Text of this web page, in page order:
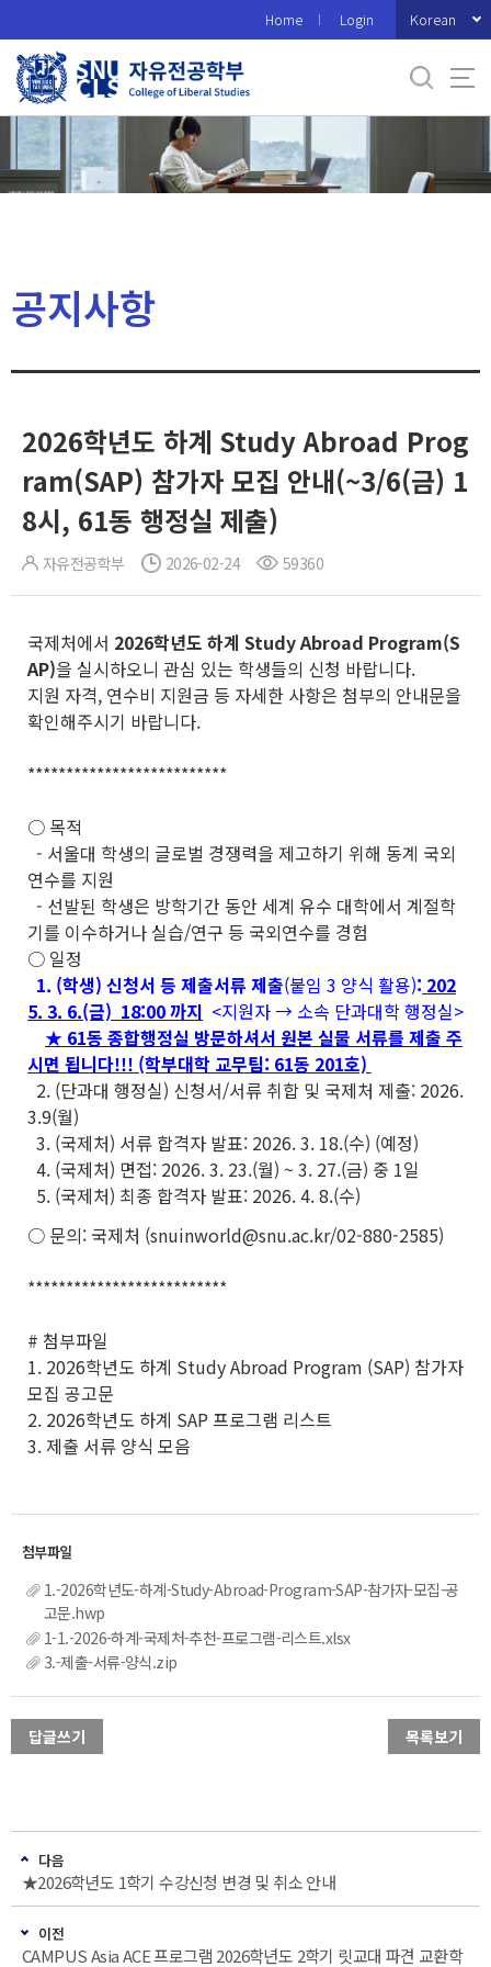
로
메
Home Login Korean
공지사항
2026학년도 하계 Study Abroad Prog
ram(SAP) 참가자 모집 안내(~3/6(금) 1
8시, 61동 행정실 제출)
자유전공학부 2026-02-24 59360
국제처에서 2026학년도 하계 Study Abroad Program(S
AP)을 실시하오니 관심 있는 학생들의 신청 바랍니다.
지원 자격, 연수비 지원금 등 자세한 사항은 첨부의 안내문을
확인해주시기 바랍니다.
**************************
○ 목적
- 서울대 학생의 글로벌 경쟁력을 제고하기 위해 동계 국외
연수를 지원
- 선발된 학생은 방학기간 동안 세계 유수 대학에서 계절학
기를 이수하거나 실습/연구 등 국외연수를 경험
○ 일정
1. (학생) 신청서 등 제출서류 제출(붙임 3 양식 활용): 202
5. 3. 6.(금) 18:00 까지 <지원자 → 소속 단과대학 행정실>
★ 61동 종합행정실 방문하셔서 원본 실물 서류를 제출 주
시면 됩니다!!! (학부대학 교무팀: 61동 201호)
2. (단과대 행정실) 신청서/서류 취합 및 국제처 제출: 2026.
3.9(월)
3. (국제처) 서류 합격자 발표: 2026. 3. 18.(수) (예정)
4. (국제처) 면접: 2026. 3. 23.(월) ~ 3. 27.(금) 중 1일
5. (국제처) 최종 합격자 발표: 2026. 4. 8.(수)
○ 문의: 국제처 (snuinworld@snu.ac.kr/02-880-2585)
**************************
# 첨부파일
1. 2026학년도 하계 Study Abroad Program (SAP) 참가자
모집 공고문
2. 2026학년도 하계 SAP 프로그램 리스트
3. 제출 서류 양식 모음
1.-2026학년도-하계-Study-Abroad-Program-SAP-참가자-모집-공
고문.hwp
1-1.-2026-하계-국제처-추천-프로그램-리스트.xlsx
3.-제출-서류-양식.zip
답글쓰기 목록보기
다음
★2026학년도 1학기 수강신청 변경 및 취소 안내
이전
CAMPUS Asia ACE 프로그램 2026학년도 2학기 릿교대 파견 교환학